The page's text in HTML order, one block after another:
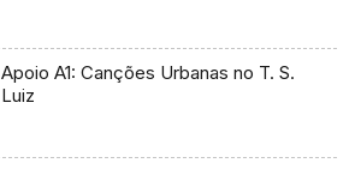
Apoio A1: Canções Urbanas no T. S.
Luiz